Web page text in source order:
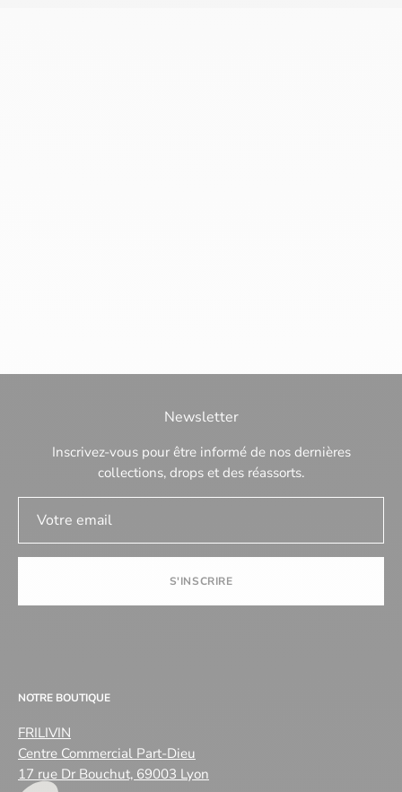
Newsletter
Inscrivez-vous pour être informé de nos dernières
collections, drops et des réassorts.
S'INSCRIRE
NOTRE BOUTIQUE
FRILIVIN
Centre Commercial Part-Dieu
17 rue Dr Bouchut, 69003 Lyon